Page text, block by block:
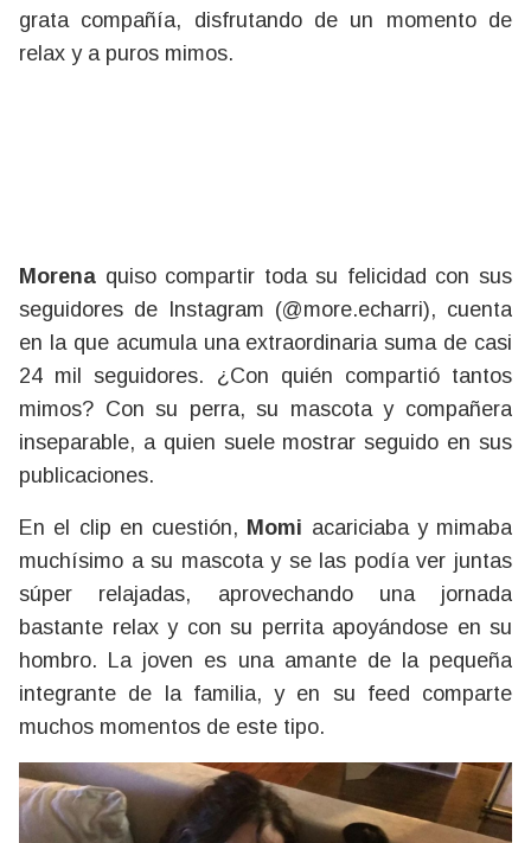
grata compañía, disfrutando de un momento de
relax y a puros mimos.
Morena quiso compartir toda su felicidad con sus
seguidores de Instagram (@more.echarri), cuenta
en la que acumula una extraordinaria suma de casi
24 mil seguidores. ¿Con quién compartió tantos
mimos? Con su perra, su mascota y compañera
inseparable, a quien suele mostrar seguido en sus
publicaciones.
En el clip en cuestión, Momi acariciaba y mimaba
muchísimo a su mascota y se las podía ver juntas
súper relajadas, aprovechando una jornada
bastante relax y con su perrita apoyándose en su
hombro. La joven es una amante de la pequeña
integrante de la familia, y en su feed comparte
muchos momentos de este tipo.